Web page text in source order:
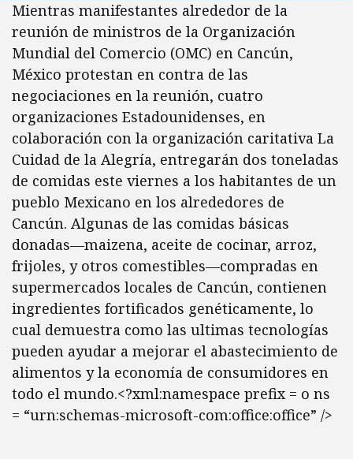
Mientras manifestantes alrededor de la
reunión de ministros de la Organización
Mundial del Comercio (OMC) en Cancún,
México protestan en contra de las
negociaciones en la reunión, cuatro
organizaciones Estadounidenses, en
colaboración con la organización caritativa La
Cuidad de la Alegría, entregarán dos toneladas
de comidas este viernes a los habitantes de un
pueblo Mexicano en los alrededores de
Cancún. Algunas de las comidas básicas
donadas—maizena, aceite de cocinar, arroz,
frijoles, y otros comestibles—compradas en
supermercados locales de Cancún, contienen
ingredientes fortificados genéticamente, lo
cual demuestra como las ultimas tecnologías
pueden ayudar a mejorar el abastecimiento de
alimentos y la economía de consumidores en
todo el mundo.<?xml:namespace prefix = o ns
= “urn:schemas-microsoft-com:office:office” />